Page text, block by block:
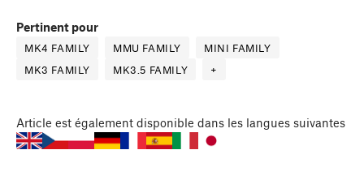
Pertinent pour
MK4 FAMILY MMU FAMILY
MINI FAMILY
MK3 FAMILY
MK3.5 FAMILY +
Article est également disponible dans les langues suivantes